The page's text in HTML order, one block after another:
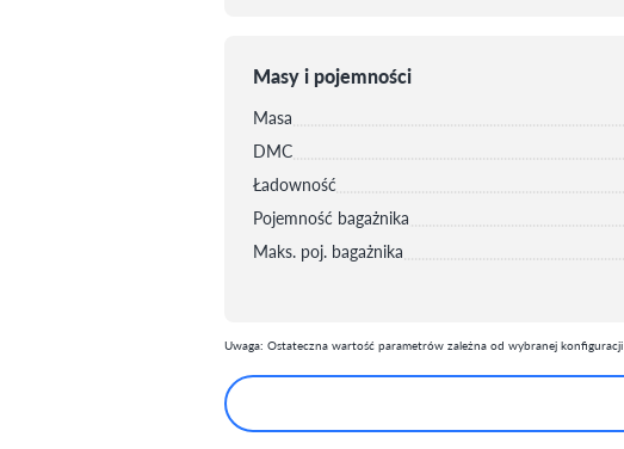
Masy i pojemności
Masa
DMC
Ładowność
Pojemność bagażnika
Maks. poj. bagażnika
Uwaga: Ostateczna wartość parametrów zależna od wybranej konfiguracji